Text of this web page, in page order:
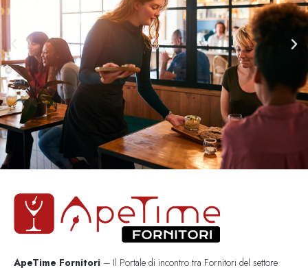
ApeTime Fornitori – Il Portale di incontro tra Fornitori del settore